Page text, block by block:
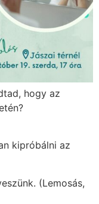
hogy az
kipróbálni az
(Lemosás,